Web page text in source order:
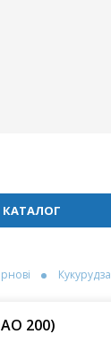
КАТАЛОГ
Кукурудза
200)